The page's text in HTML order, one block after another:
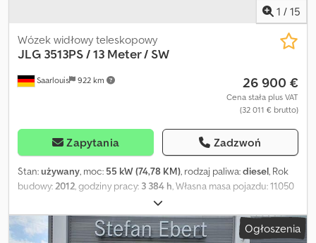
1 / 15
Saarlouis 922 km
Wózek widłowy teleskopowy
JLG 3513PS / 13 Meter / SW
26 900 €
Cena stała plus VAT
(32 011 € brutto)
Zapytania Zadzwoń
Stan:używany, moc: 55 kW (74,78 KM), rodzaj paliwa:diesel, Rok
budowy: 2012 , godziny pracy: 3 384 h , Własna masa pojazdu: 11.050
Ogłoszenia